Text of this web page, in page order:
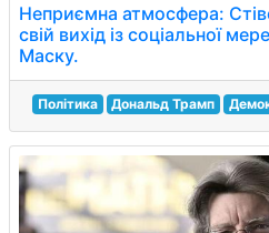
Неприємна атмосфера:
свій вихід із соціальної
Маску.
Політика Дональд Трамп